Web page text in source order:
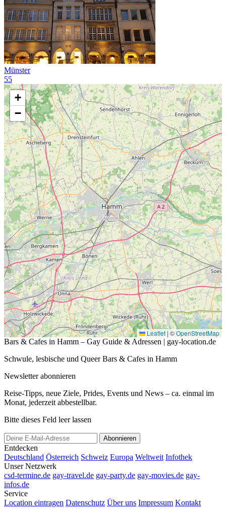
Münster
55
+
−
Leaflet | ©OpenStreetMap
Bars & Cafes in Hamm – Gay Guide & Adressen | gay-location.de
Schwule, lesbische und Queer Bars & Cafes in Hamm
Newsletter abonnieren
Reise-Tipps, neue Ziele, Prides, Events und News – ca. einmal im
Monat, jederzeit abbestellbar.
Bitte dieses Feld leer lassen
Abonnieren
Entdecken
Deutschland Österreich Schweiz Europa Weltweit Infothek
Unser Netzwerk
csd-termine.de gay-travel.de gay-party.de gay-movies.de gay-
infos.de
Service
Location eintragen Datenschutz Über uns Impressum Kontakt